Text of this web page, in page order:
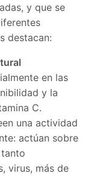
y que se
destacan:
en las
y la
C.
una actividad
actúan sobre
virus, más de